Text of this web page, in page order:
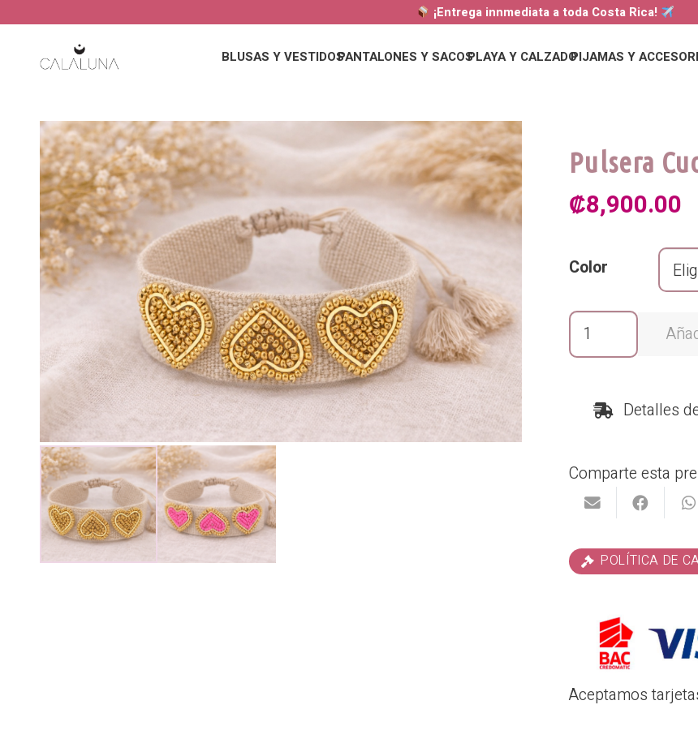
¡Entrega innmediata a toda Costa Rica!
BLUSAS Y VESTIDOSPANTALONES Y SACOSPLAYA Y CALZADOPIJAMAS Y
Pulsera
₡8,900.00
Color
Pulsera
Cuore
Detalles
Comparte esta
POLÍTICA DE
Aceptamos